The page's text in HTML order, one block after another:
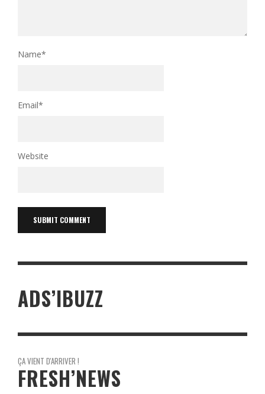
Name*
Email*
Website
ADS’IBUZZ
ÇA VIENT D'ARRIVER !
FRESH’NEWS